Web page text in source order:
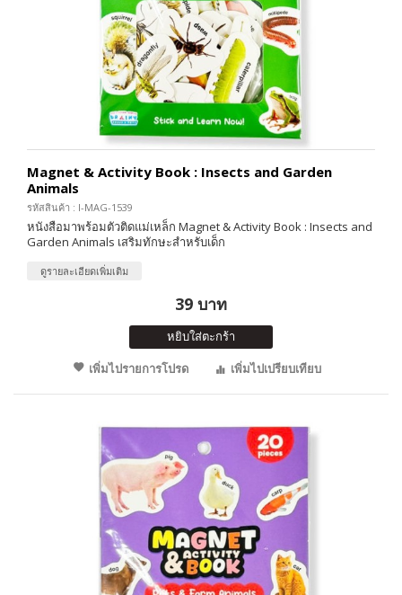
Magnet & Activity Book : Insects and Garden
Animals
รหัสสินค้า : I-MAG-1539
หนังสือมาพร้อมตัวติดแม่เหล็ก Magnet & Activity Book : Insects and
Garden Animals เสริมทักษะสำหรับเด็ก
ดูรายละเอียดเพิ่มเติม
39 บาท
หยิบใส่ตะกร้า
เพิ่มไปรายการโปรด
เพิ่มไปเปรียบเทียบ